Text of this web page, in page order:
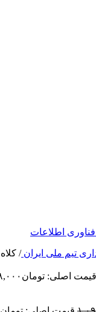
اطلاعات
تیم ملی ایران/
قیمت اصلی: تومان۱,۰۹۸,۰۰۰ بود.